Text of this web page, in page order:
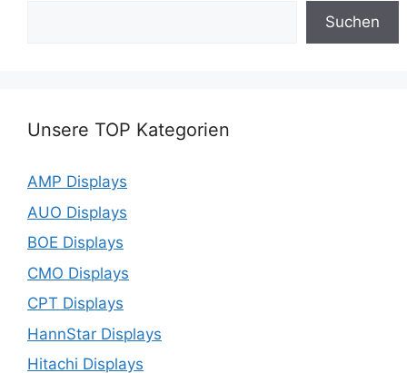
Suchen
Unsere TOP Kategorien
AMP Displays
AUO Displays
BOE Displays
CMO Displays
CPT Displays
HannStar Displays
Hitachi Displays